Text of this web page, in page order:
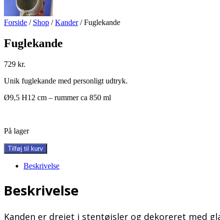
Forside / Shop /Kander/ Fuglekande
Fuglekande
729 kr.
Unik fuglekande med personligt udtryk.
Ø9,5 H12 cm – rummer ca 850 ml
På lager
Fuglekande
antal
Tilføj til kurv
Beskrivelse
Beskrivelse
Kanden er drejet i stentøjsler og dekoreret med